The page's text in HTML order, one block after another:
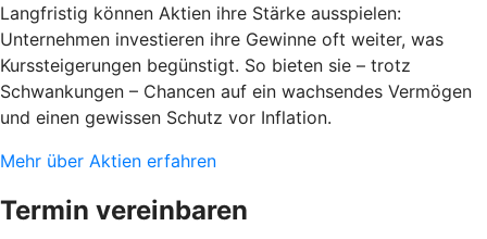
Langfristig können Aktien ihre Stärke ausspielen:
Unternehmen investieren ihre Gewinne oft weiter, was
Kurssteigerungen begünstigt. So bieten sie – trotz
Schwankungen – Chancen auf ein wachsendes Vermögen
und einen gewissen Schutz vor Inflation.
Mehr über Aktien erfahren
Termin vereinbaren